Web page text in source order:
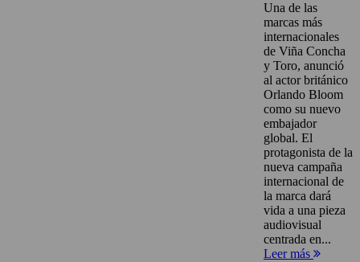
Una de las
marcas más
internacionales
de Viña Concha
y Toro, anunció
al actor británico
Orlando Bloom
como su nuevo
embajador
global. El
protagonista de la
nueva campaña
internacional de
la marca dará
vida a una pieza
audiovisual
centrada en...
Leer más